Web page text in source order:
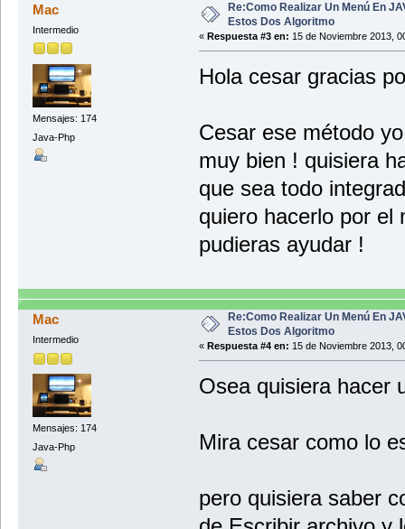
barraMenu.add (menuOpciones);
// CREACION DE LOS ITEMS DE MENÚ
menuOpciones.add (itemDetener);
JMenuItem itemNuevoJuego = new
menuOpciones.add (itemNuevoJuego);
JMenuItem itemCerrarPrograma = new
menuOpciones.add
//ACCIONES DE RESPUESTA A ELECCIÓN
itemDetener.addActionListener(new
Mac
Intermedio
Mensajes: 174
Java-Php
Re:Como Realizar Un Menú En
Estos Dos Algoritmo
« Respuesta #3 en: 15 de Noviembre 2013,
Hola cesar gracias
Cesar ese método
muy bien ! quisiera
que sea todo
quiero hacerlo por el
pudieras ayudar !
Mac
Intermedio
Mensajes: 174
Java-Php
Re:Como Realizar Un Menú En
Estos Dos Algoritmo
« Respuesta #4 en: 15 de Noviembre 2013,
Osea quisiera hacer
Mira cesar como lo
pero quisiera saber